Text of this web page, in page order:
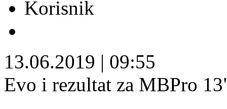
Korisnik
13.06.2019 | 09:55
Evo i rezultat za MBPro